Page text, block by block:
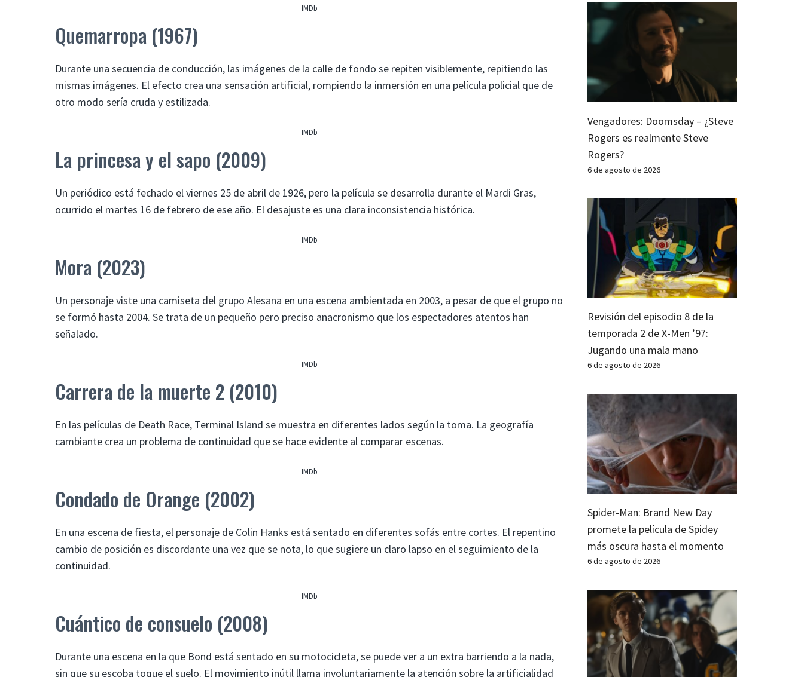
IMDb
Quemarropa (1967)
Durante una secuencia de conducción, las imágenes de la calle de fondo se repiten visiblemente, repitiendo las
mismas imágenes. El efecto crea una sensación artificial, rompiendo la inmersión en una película policial que de
otro modo sería cruda y estilizada.
IMDb
La princesa y el sapo (2009)
Un periódico está fechado el viernes 25 de abril de 1926, pero la película se desarrolla durante el Mardi Gras,
ocurrido el martes 16 de febrero de ese año. El desajuste es una clara inconsistencia histórica.
IMDb
Mora (2023)
Un personaje viste una camiseta del grupo Alesana en una escena ambientada en 2003, a pesar de que el grupo no
se formó hasta 2004. Se trata de un pequeño pero preciso anacronismo que los espectadores atentos han
señalado.
IMDb
Carrera de la muerte 2 (2010)
En las películas de Death Race, Terminal Island se muestra en diferentes lados según la toma. La geografía
cambiante crea un problema de continuidad que se hace evidente al comparar escenas.
IMDb
Condado de Orange (2002)
En una escena de fiesta, el personaje de Colin Hanks está sentado en diferentes sofás entre cortes. El repentino
cambio de posición es discordante una vez que se nota, lo que sugiere un claro lapso en el seguimiento de la
continuidad.
IMDb
Cuántico de consuelo (2008)
Durante una escena en la que Bond está sentado en su motocicleta, se puede ver a un extra barriendo a la nada,
sin que su escoba toque el suelo. El movimiento inútil llama involuntariamente la atención sobre la artificialidad
Vengadores: Doomsday – ¿Steve
Rogers es realmente Steve
Rogers?
6 de agosto de 2026
Revisión del episodio 8 de la
temporada 2 de X-Men ’97:
Jugando una mala mano
6 de agosto de 2026
Spider-Man: Brand New Day
promete la película de Spidey
más oscura hasta el momento
6 de agosto de 2026